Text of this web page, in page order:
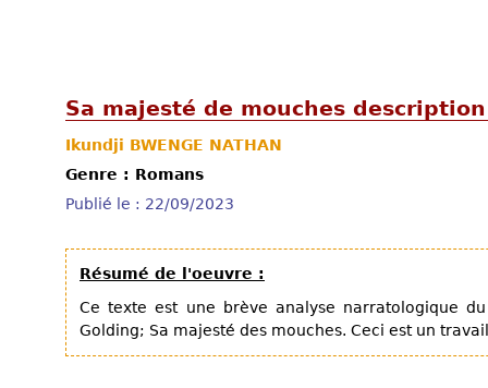
Sa majesté de mouches
Ikundji BWENGE NATHAN
Genre : Romans
Publié le : 22/09/2023
Résumé de l'oeuvre :
Ce texte est une brève analyse narratologique
Golding; Sa majesté des mouches. Ceci est un